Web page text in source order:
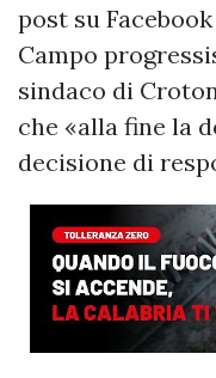
post su
Campo
sindaco di
che «alla fine la
decisione di